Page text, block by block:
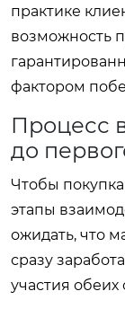
практике
возможность
фактором
Процесс
до
Чтобы
этапы
ожидать, что
сразу
участия обеих